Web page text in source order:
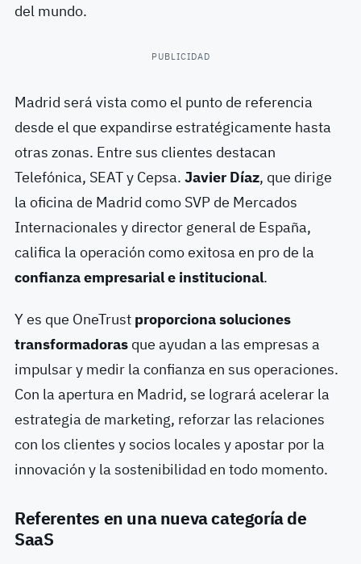
del mundo.
PUBLICIDAD
Madrid será vista como el punto de referencia
desde el que expandirse estratégicamente hasta
otras zonas. Entre sus clientes destacan
Telefónica, SEAT y Cepsa. Javier Díaz, que dirige
la oficina de Madrid como SVP de Mercados
Internacionales y director general de España,
califica la operación como exitosa en pro de la
confianza empresarial e institucional.
Y es que OneTrust proporciona soluciones
transformadoras que ayudan a las empresas a
impulsar y medir la confianza en sus operaciones.
Con la apertura en Madrid, se logrará acelerar la
estrategia de marketing, reforzar las relaciones
con los clientes y socios locales y apostar por la
innovación y la sostenibilidad en todo momento.
Referentes en una nueva categoría de
SaaS